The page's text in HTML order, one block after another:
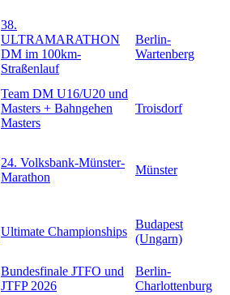
38.
ULTRAMARATHON
DM im 100km-
Straßenlauf
Berlin-
Wartenberg
Team DM U16/U20 und
Masters + Bahngehen
Masters
Troisdorf
24. Volksbank-Münster-
Marathon
Münster
Ultimate Championships
Budapest
(Ungarn)
Bundesfinale JTFO und
JTFP 2026
Berlin-
Charlottenburg